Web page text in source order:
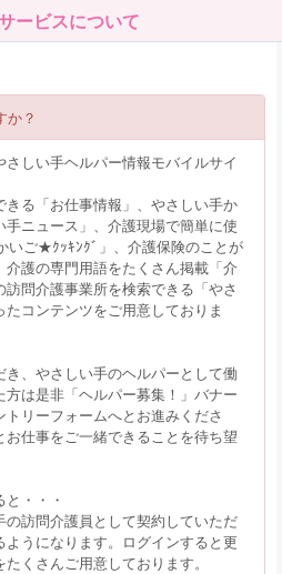
ービスについて
か？
しい手ヘルパー情報モバイルサイ
る「お仕事情報」、やさしい手か
ニュース」、介護現場で簡単に使
いご★ｸｯｷﾝｸﾞ」、介護保険のことが
護の専門用語をたくさん掲載「介
問介護事業所を検索できる「やさ
コンテンツをご用意しておりま
き、やさしい手のヘルパーとして働
は是非「ヘルパー募集！」バナー
リーフォームへとお進みくださ
仕事をご一緒できることを待ち望
・・・
の訪問介護員として契約していただ
ようになります。ログインすると更
くさんご用意しております。